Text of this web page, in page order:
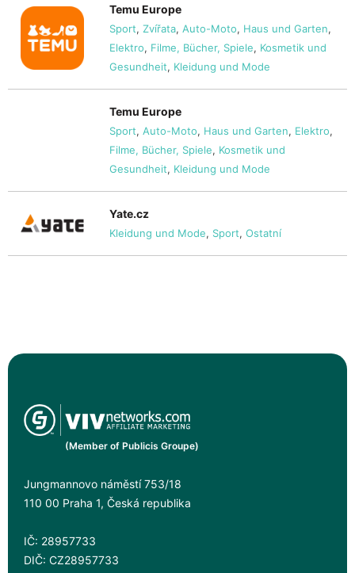
Temu Europe
Sport, Zvířata, Auto-Moto, Haus und Garten,
Elektro, Filme, Bücher, Spiele, Kosmetik und
Gesundheit, Kleidung und Mode
Temu Europe
Sport, Auto-Moto, Haus und Garten, Elektro,
Filme, Bücher, Spiele, Kosmetik und
Gesundheit, Kleidung und Mode
Yate.cz
Kleidung und Mode, Sport, Ostatní
(Member of Publicis Groupe)
Jungmannovo náměstí 753/18
110 00 Praha 1, Česká republika
IČ: 28957733
DIČ: CZ28957733